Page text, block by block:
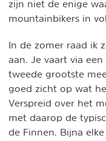
zijn niet de enige
mountainbikers in
In de zomer raad ik
aan. Je vaart via
tweede grootste
goed zicht op wat
Verspreid over het
met daarop de
de Finnen. Bijna